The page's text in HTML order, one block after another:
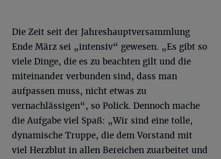
Die Zeit seit der Jahreshauptversammlung
Ende März sei „intensiv“ gewesen. „Es gibt so
viele Dinge, die es zu beachten gilt und die
miteinander verbunden sind, dass man
aufpassen muss, nicht etwas zu
vernachlässigen“, so Polick. Dennoch mache
die Aufgabe viel Spaß: „Wir sind eine tolle,
dynamische Truppe, die dem Vorstand mit
viel Herzblut in allen Bereichen zuarbeitet und